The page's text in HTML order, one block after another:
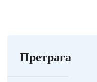
Претрага